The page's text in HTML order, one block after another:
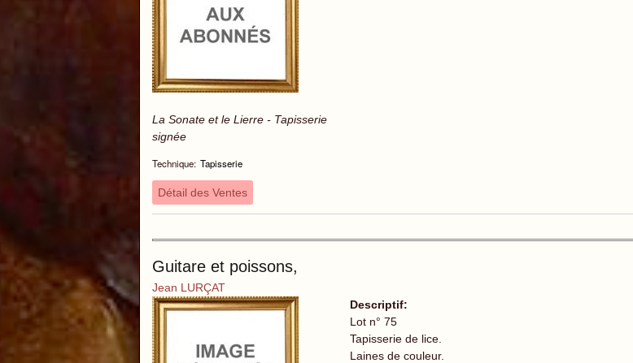
La Sonate et le Lierre - Tapisserie
signée
Technique: Tapisserie
Détail des Ventes
Guitare et poissons,
Jean LURÇAT
Descriptif:
Lot n° 75
Tapisserie de lice.
Laines de couleur.